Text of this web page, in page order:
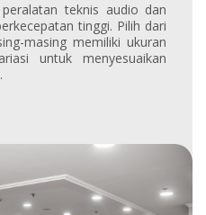
teknis audio dan
tinggi. Pilih dari
masing memiliki ukuran
untuk menyesuaikan